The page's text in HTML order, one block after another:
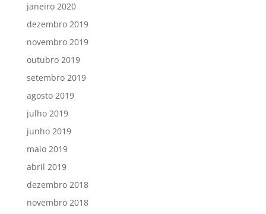
janeiro 2020
dezembro 2019
novembro 2019
outubro 2019
setembro 2019
agosto 2019
julho 2019
junho 2019
maio 2019
abril 2019
dezembro 2018
novembro 2018